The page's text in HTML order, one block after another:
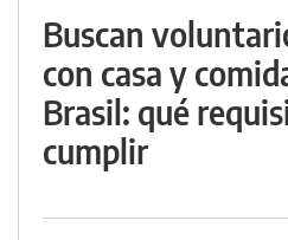
Buscan
con casa y
Brasil: qué
cumplir